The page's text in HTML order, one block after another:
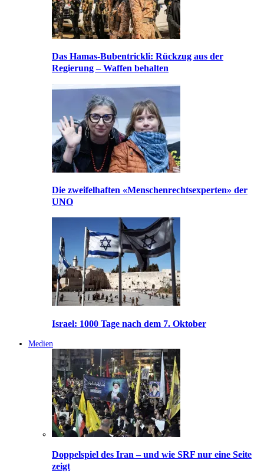
Das Hamas-Bubentrickli: Rückzug aus der
Regierung – Waffen behalten
Die zweifelhaften «Menschenrechtsexperten» der
UNO
Israel: 1000 Tage nach dem 7. Oktober
Medien
Doppelspiel des Iran – und wie SRF nur eine Seite
zeigt